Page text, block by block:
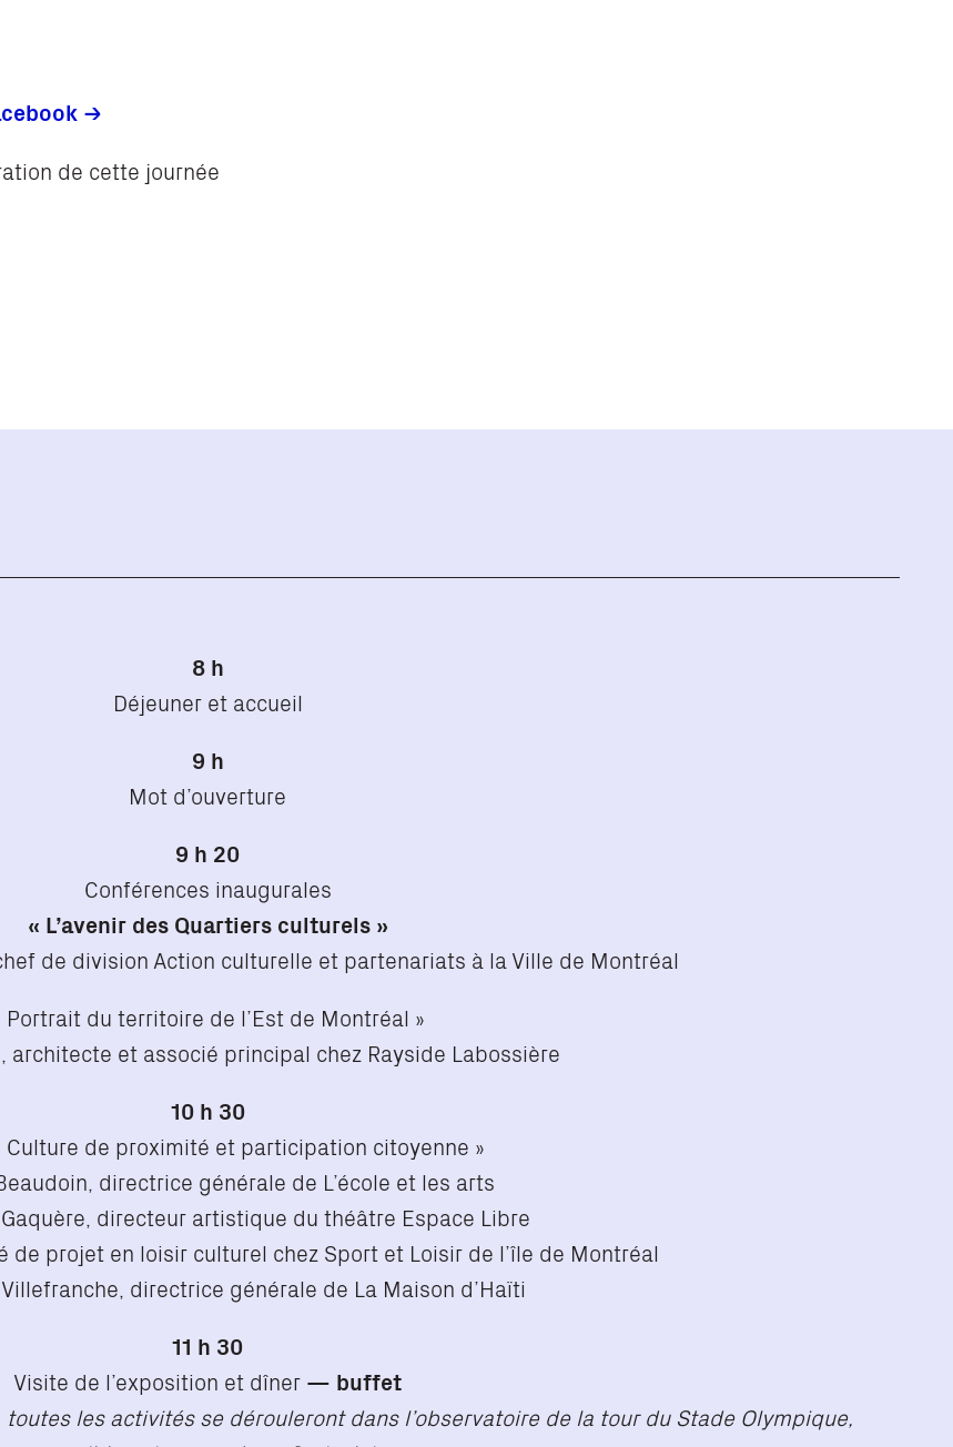
de cette journée
8 h
Déjeuner et accueil
9 h
Mot d’ouverture
9 h 20
Conférences inaugurales
« L’avenir des Quartiers culturels »
de division Action culturelle et partenariats à la Ville de Montréal
Portrait du territoire de l’Est de Montréal »
architecte et associé principal chez Rayside Labossière
10 h 30
Culture de proximité et participation citoyenne »
directrice générale de L’école et les arts
directeur artistique du théâtre Espace Libre
de projet en loisir culturel chez Sport et Loisir de l’île de Montréal
directrice générale de La Maison d’Haïti
11 h 30
Visite de l’exposition et dîner — buffet
toutes les activités se dérouleront dans l’observatoire de la tour du Stade Olympique,